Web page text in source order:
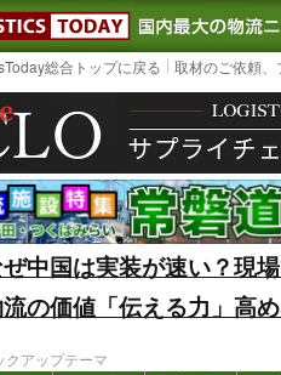
LOGISTICS
総合トップに戻る 取材のご依頼
中国は実装が速い？現
の価値「伝える力」高
クアップテーマ